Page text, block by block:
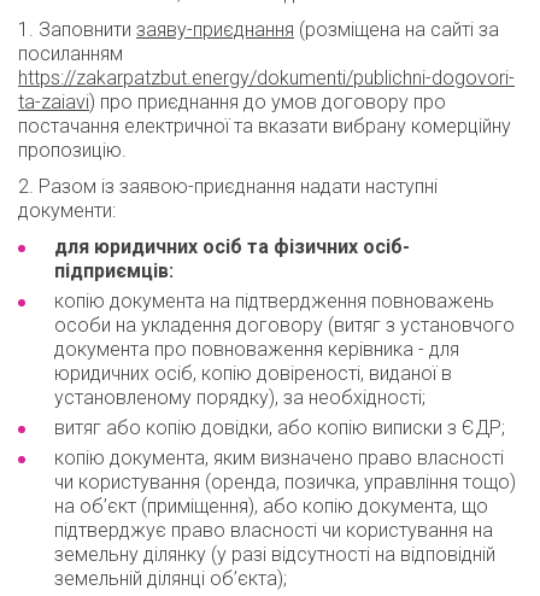
1. Заповнити заяву-приєднання (розміщена на сайті за
посиланням
https://zakarpatzbut.energy/dokumenti/publichni-dogovori-
ta-zaiavi) про приєднання до умов договору про
постачання електричної та вказати вибрану комерційну
пропозицію.
2. Разом із заявою-приєднання надати наступні
документи:
для юридичних осіб та фізичних осіб-
підприємців:
копію документа на підтвердження повноважень
особи на укладення договору (витяг з установчого
документа про повноваження керівника - для
юридичних осіб, копію довіреності, виданої в
установленому порядку), за необхідності;
витяг або копію довідки, або копію виписки з ЄДР;
копію документа, яким визначено право власності
чи користування (оренда, позичка, управління тощо)
на об’єкт (приміщення), або копію документа, що
підтверджує право власності чи користування на
земельну ділянку (у разі відсутності на відповідній
земельній ділянці об’єкта);